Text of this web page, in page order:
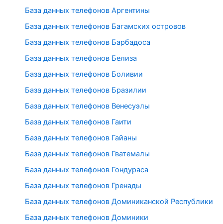
База данных телефонов Аргентины
База данных телефонов Багамских островов
База данных телефонов Барбадоса
База данных телефонов Белиза
База данных телефонов Боливии
База данных телефонов Бразилии
База данных телефонов Венесуэлы
База данных телефонов Гаити
База данных телефонов Гайаны
База данных телефонов Гватемалы
База данных телефонов Гондураса
База данных телефонов Гренады
База данных телефонов Доминиканской Республики
База данных телефонов Доминики